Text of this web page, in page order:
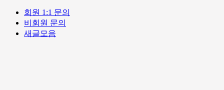
회원 1:1 문의
비회원 문의
새글모음